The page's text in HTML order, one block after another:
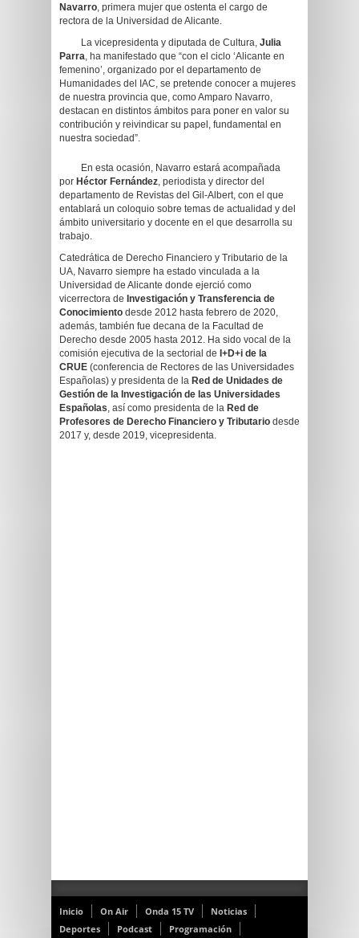
Navarro, primera mujer que ostenta el cargo de
rectora de la Universidad de Alicante.
La vicepresidenta y diputada de Cultura, Julia
Parra, ha manifestado que “con el ciclo ‘Alicante en
femenino’, organizado por el departamento de
Humanidades del IAC, se pretende conocer a mujeres
de nuestra provincia que, como Amparo Navarro,
destacan en distintos ámbitos para poner en valor su
contribución y reivindicar su papel, fundamental en
nuestra sociedad”.
En esta ocasión, Navarro estará acompañada
por Héctor Fernández, periodista y director del
departamento de Revistas del Gil-Albert, con el que
entablará un coloquio sobre temas de actualidad y del
ámbito universitario y docente en el que desarrolla su
trabajo.
Catedrática de Derecho Financiero y Tributario de la
UA, Navarro siempre ha estado vinculada a la
Universidad de Alicante donde ejerció como
vicerrectora de Investigación y Transferencia de
Conocimiento desde 2012 hasta febrero de 2020,
además, también fue decana de la Facultad de
Derecho desde 2005 hasta 2012. Ha sido vocal de la
comisión ejecutiva de la sectorial de I+D+i de la
CRUE (conferencia de Rectores de las Universidades
Españolas) y presidenta de la Red de Unidades de
Gestión de la Investigación de las Universidades
Españolas, así como presidenta de la Red de
Profesores de Derecho Financiero y Tributario desde
2017 y, desde 2019, vicepresidenta.
Inicio On Air Onda 15 TV
Noticias
Deportes
Podcast Programación